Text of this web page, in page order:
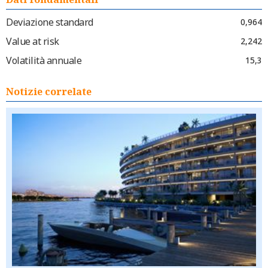
Deviazione standard
0,964
Value at risk 2,242
Volatilità annuale 15,3
Notizie correlate